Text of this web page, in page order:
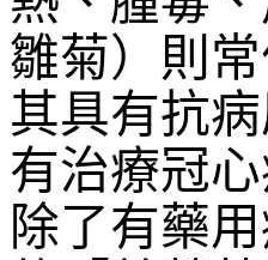
雛菊）則
其具有抗
有治療冠
除了有藥